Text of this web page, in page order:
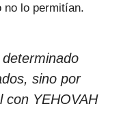
no lo permitían.
sino por
con YEHOVAH